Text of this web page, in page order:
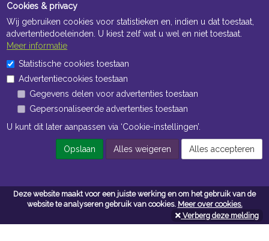
Deze website maakt voor een juiste werking en om het gebruik van de
website te analyseren gebruik van cookies. Meer over cookies.
Verberg deze melding
Openingstijden Kantoor
ma t/m vr 8:30 uur tot 17:00 uur
Openingstijden Magazijn
ma t/m vr 7:00 uur tot 16:30 uur
Algemene voorwaarden
Cookies & privacy
Wij gebruiken cookies voor statistieken en, indien u dat toestaat,
advertentiedoeleinden. U kiest zelf wat u wel en niet toestaat.
Meer informatie
Statistische cookies toestaan
Advertentiecookies toestaan
Gegevens delen voor advertenties toestaan
Gepersonaliseerde advertenties toestaan
U kunt dit later aanpassen via ‘Cookie-instellingen’.
Opslaan Alles weigeren Alles accepteren